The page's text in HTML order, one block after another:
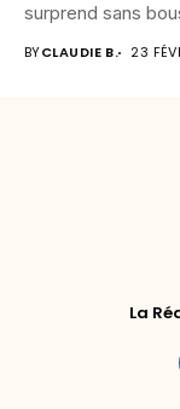
surprend sans
habitudes ? Cette...
BYCLAUDIE B. 23
La